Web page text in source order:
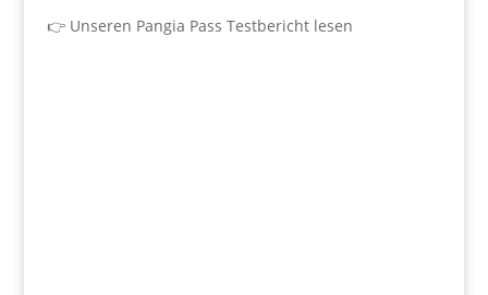
👉 Unseren Pangia Pass Testbericht lesen